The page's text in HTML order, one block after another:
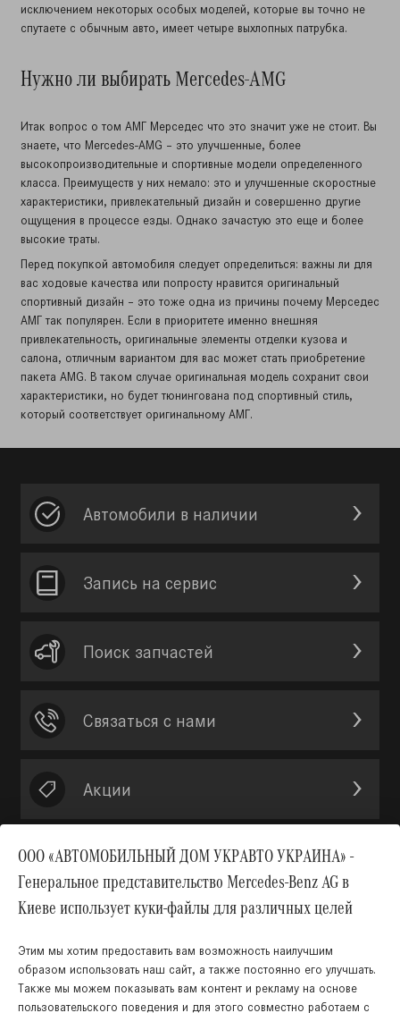
исключением некоторых особых моделей, которые вы точно не
спутаете с обычным авто, имеет четыре выхлопных патрубка.
Нужно ли выбирать Mercedes-AMG
Итак вопрос о том АМГ Мерседес что это значит уже не стоит. Вы
знаете, что Mercedes-AMG – это улучшенные, более
высокопроизводительные и спортивные модели определенного
класса. Преимуществ у них немало: это и улучшенные скоростные
характеристики, привлекательный дизайн и совершенно другие
ощущения в процессе езды. Однако зачастую это еще и более
высокие траты.
Перед покупкой автомобиля следует определиться: важны ли для
вас ходовые качества или попросту нравится оригинальный
спортивный дизайн – это тоже одна из причины почему Мерседес
АМГ так популярен. Если в приоритете именно внешняя
привлекательность, оригинальные элементы отделки кузова и
салона, отличным вариантом для вас может стать приобретение
пакета AMG. В таком случае оригинальная модель сохранит свои
характеристики, но будет тюнингована под спортивный стиль,
который соответствует оригинальному АМГ.
ООО «АВТОМОБИЛЬНЫЙ ДОМ УКРАВТО УКРАИНА» -
Генеральное представительство Mercedes-Benz AG в
Киеве использует куки-файлы для различных целей
Этим мы хотим предоставить вам возможность наилучшим
образом использовать наш сайт, а также постоянно его улучшать.
Также мы можем показывать вам контент и рекламу на основе
пользовательского поведения и для этого совместно работаем с
Автомобили в наличии
Запись на сервис
Поиск запчастей
Связаться с нами
Акции